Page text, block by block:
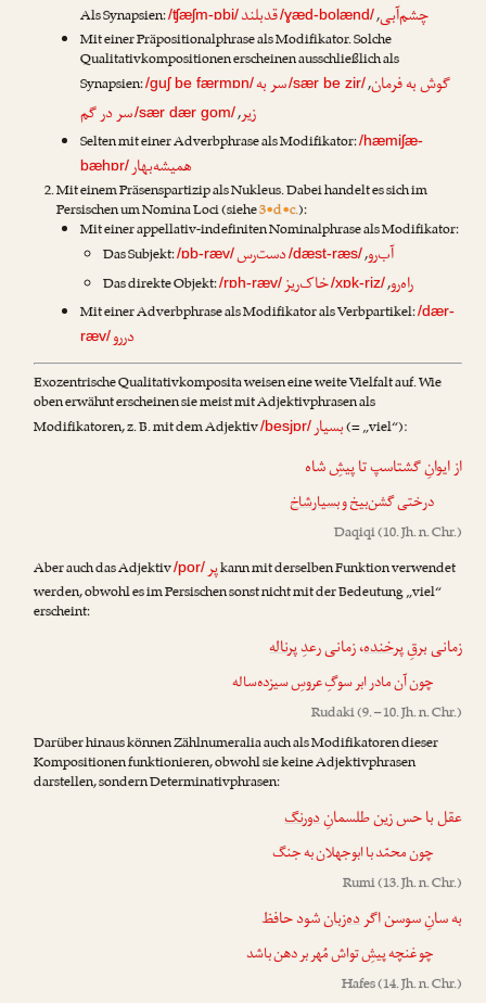
Als Synapsien:/ʧæʃm-ɒbi/ چشم‌آبی,
/ɣæd-bolænd/قدبلند
Mit einer Präpositionalphrase als Modifikator. Solche
Qualitativkompositionen erscheinen ausschließlich als
Synapsien:/guʃ be færmɒn/ گوش به فرمان,
/sær be zir/سر به
زیر,
/sær dær gom/سر در گم
Selten mit einer Adverbphrase als Modifikator:/hæmiʃæ-
bæhɒr/همیشه‌بهار
Mit einem Präsenspartizip als Nukleus. Dabei handelt es sich im
Persischen um Nomina Loci (siehe3•d•c.):
Mit einer appellativ-indefiniten Nominalphrase als Modifikator:
Das Subjekt:/ɒb-ræv/ آب‌رو,
/dæst-ræs/دست‌رس
Das direkte Objekt:/rɒh-ræv/ راه‌رو,
/xɒk-riz/خاک‌ریز
Mit einer Adverbphrase als Modifikator als Verbpartikel:/dær-
ræv/دررو
Exozentrische Qualitativkomposita weisen eine weite Vielfalt auf. Wie
oben erwähnt erscheinen sie meist mit Adjektivphrasen als
Modifikatoren, z. B. mit dem Adjektiv/besjɒr/بسیار(= „viel“):
از ایوانِ گشتاسپ تا پیشِ شاه
درختی گشن‌بیخ وبسیارشاخ
Daqiqi(10. Jh. n. Chr.)
Aber auch das Adjektiv/por/پرkann mit derselben Funktion verwendet
werden, obwohl es im Persischen sonst nicht mit der Bedeutung „viel“
erscheint:
زمانی برقِپرخنده، زمانی رعدِپرناله
چون آن مادر ابر سوگِ عروسِ سیزده‌ساله
Rudaki(9. – 10. Jh. n. Chr.)
Darüber hinaus können Zählnumeralia auch als Modifikatoren dieser
Kompositionen funktionieren, obwohl sie keine Adjektivphrasen
darstellen, sondern Determinativphrasen:
عقل با حس زین طلسمانِدورنگ
چون محمّد با ابوجهلان به جنگ
Rumi(13. Jh. n. Chr.)
به سانِ سوسن اگرده‌زبانشود حافظ
چو غنچه پیشِ تواش مُهر بر دهن باشد
Hafes(14. Jh. n. Chr.)